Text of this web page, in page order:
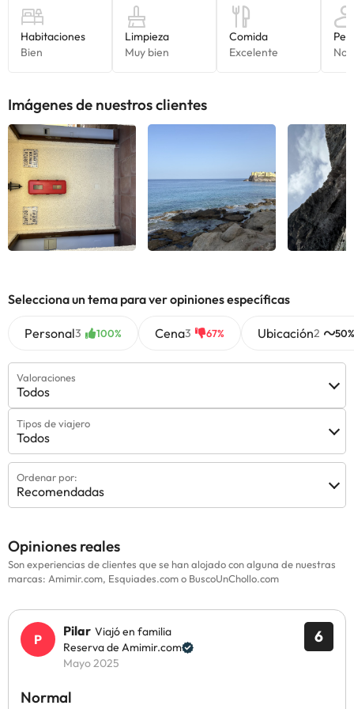
Imágenes de nuestros clientes
Selecciona un tema para ver opiniones específicas
Personal3 100% Cena3 67% Ubicación2 50%
Valoraciones
Todos
Tipos de viajero
Todos
Ordenar por:
Recomendadas
Opiniones reales
Son experiencias de clientes que se han alojado con alguna de nuestras
marcas: Amimir.com, Esquiades.com o BuscoUnChollo.com
6
Pilar Viajó en familia
Reserva de Amimir.com
Mayo 2025
Normal